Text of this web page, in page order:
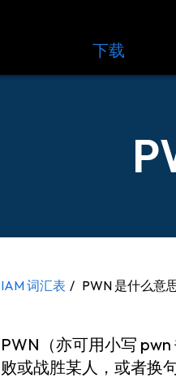
下载
IAM 词汇表 PWN 是什么意
PWN（亦可用小写
败或战胜某人，或者换